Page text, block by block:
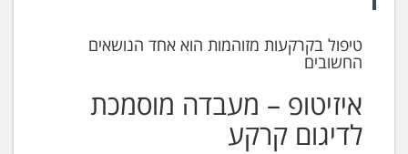
טיפול בקרקעות מזוהמות הוא אחד הנושאים
החשובים
איזיטופ – מעבדה מוסמכת
לדיגום קרקע